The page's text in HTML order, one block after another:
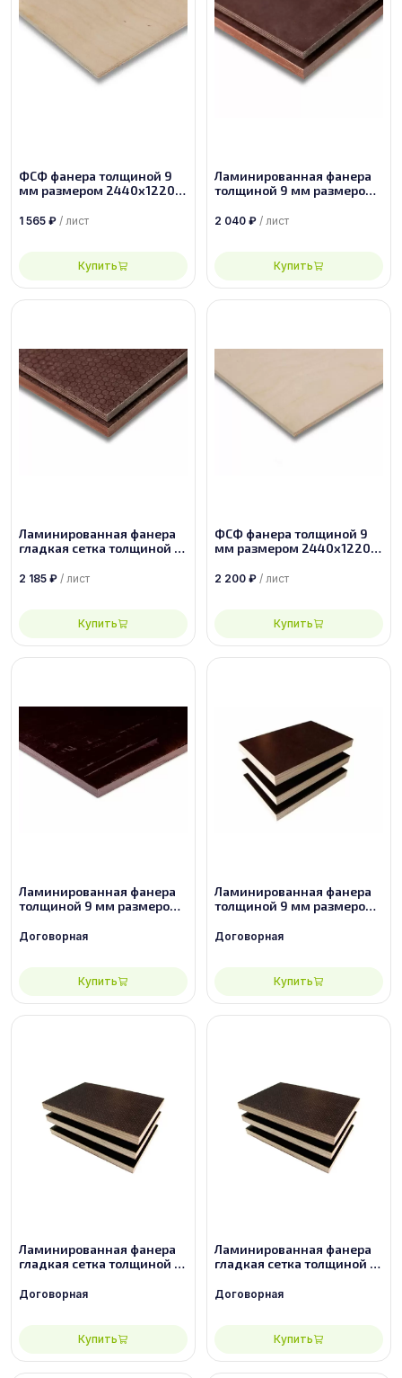
ФСФ фанера толщиной 9
мм размером 2440х1220,
1 565 ₽ / лист
Купить
Ламинированная фанера
толщиной 9 мм размером
2 040 ₽ / лист
Купить
Ламинированная фанера
гладкая сетка толщиной 9
сорт 1/1
2 185 ₽ / лист
Купить
ФСФ фанера толщиной 9
мм размером 2440х1220,
2 200 ₽ / лист
Купить
Ламинированная фанера
толщиной 9 мм размером
Договорная
Купить
Ламинированная фанера
толщиной 9 мм размером
Договорная
Купить
Ламинированная фанера
гладкая сетка толщиной 9
сорт 2/2
Договорная
Купить
Ламинированная фанера
гладкая сетка толщиной 9
сорт 3/3
Договорная
Купить